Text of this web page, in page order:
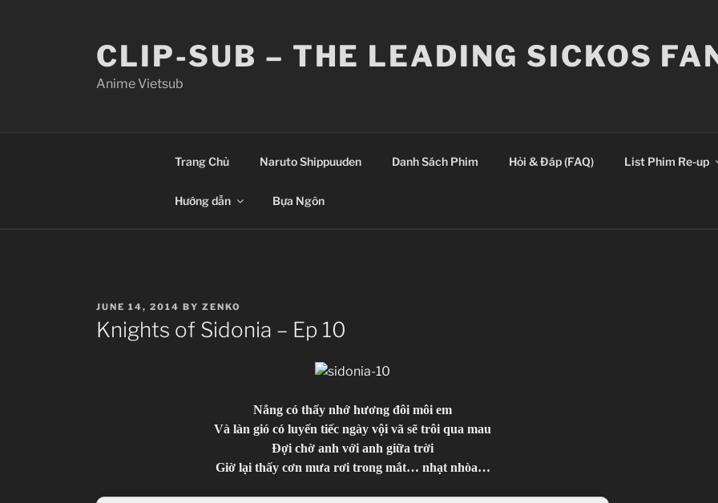
CLIP-SUB – THE LEADING SICKOS
Anime Vietsub
Trang Chủ Naruto Shippuuden Danh Sách Phim Hỏi & Đáp (FAQ) List Phim Re-up
Hướng dẫn Bựa Ngôn
POSTED
ON
JUNE 14, 2014 BY ZENKO
Knights of Sidonia – Ep 10
Nắng có thấy nhớ hương đôi môi em
Và làn gió có luyến tiếc ngày vội vã sẽ trôi qua mau
Đợi chờ anh với anh giữa trời
Giờ lại thấy cơn mưa rơi trong mắt… nhạt nhòa…